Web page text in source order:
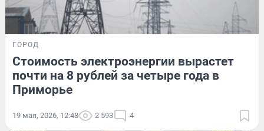
ГОРОД
Стоимость электроэнергии вырастет
почти на 8 рублей за четыре года в
Приморье
19 мая, 2026, 12:48 2 593 4